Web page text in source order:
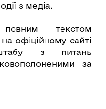
з медіа.
текстом
офіційному сайті
штабу з питань
за